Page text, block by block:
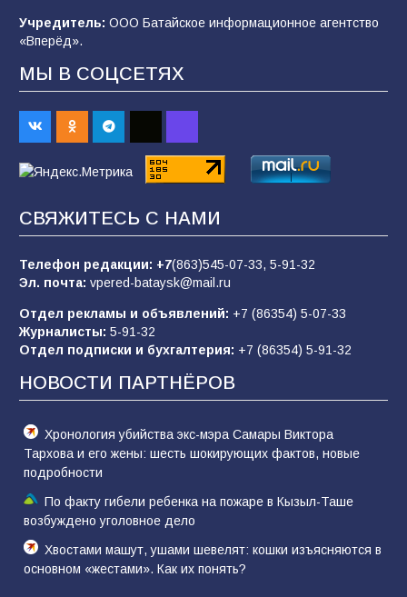
«Пургу нести — не поля переходить»: почему
заявления о мобилизации — это
пропагандистский вброс
заявления Киева о мобилизации — это
отчаяние, а не разведка
79 02.08.2026
В России ответили на заявления Зеленского о
новой мобилизации
74 31.07.2026
Учредитель: ООО Батайское информационное агентство
«Вперёд».
МЫ В СОЦСЕТЯХ
СВЯЖИТЕСЬ С НАМИ
Телефон редакции: +7(863)545-07-33, 5-91-32
Эл. почта: vpered-bataysk@mail.ru
Отдел рекламы и объявлений: +7 (86354) 5-07-33
Журналисты: 5-91-32
Отдел подписки и бухгалтерия: +7 (86354) 5-91-32
НОВОСТИ ПАРТНЁРОВ
Хронология убийства экс-мэра Самары Виктора
Тархова и его жены: шесть шокирующих фактов, новые
подробности
По факту гибели ребенка на пожаре в Кызыл-Таше
возбуждено уголовное дело
Хвостами машут, ушами шевелят: кошки изъясняются в
основном «жестами». Как их понять?